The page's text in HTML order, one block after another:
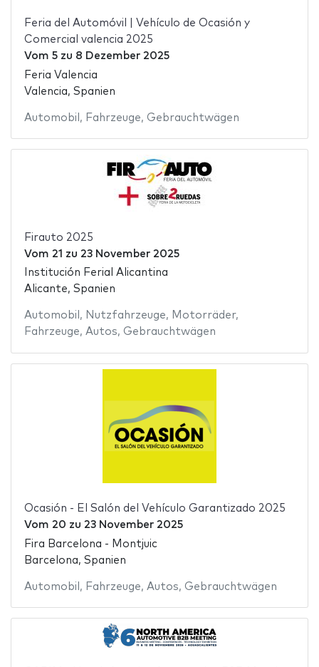
Feria del Automóvil | Vehículo de Ocasión y
Comercial valencia 2025
Vom 5zu 8 Dezember 2025
Feria Valencia
Valencia, Spanien
Automobil , Fahrzeuge, Gebrauchtwägen
Firauto 2025
Vom 21 zu 23 November 2025
Institución Ferial Alicantina
Alicante, Spanien
Automobil , Nutzfahrzeuge, Motorräder,
Fahrzeuge, Autos, Gebrauchtwägen
Ocasión - El Salón del Vehículo Garantizado 2025
Vom 20 zu 23 November 2025
Fira Barcelona - Montjuic
Barcelona, Spanien
Automobil , Fahrzeuge, Autos, Gebrauchtwägen